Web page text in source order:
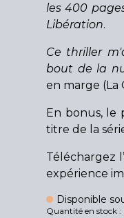
les 400
Libération.
Ce thriller
bout de la
en marge (La
En bonus, le
titre de la
Téléchargez
expérience
Disponible
Quantité en stock :